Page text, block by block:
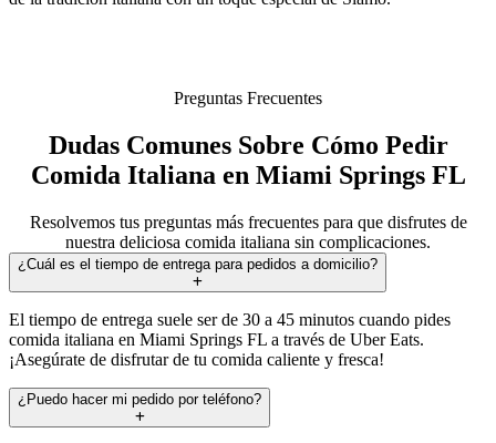
Preguntas Frecuentes
Dudas Comunes Sobre Cómo Pedir
Comida Italiana en Miami Springs FL
Resolvemos tus preguntas más frecuentes para que disfrutes de
nuestra deliciosa comida italiana sin complicaciones.
¿Cuál es el tiempo de entrega para pedidos a domicilio?
El tiempo de entrega suele ser de 30 a 45 minutos cuando pides
comida italiana en Miami Springs FL a través de Uber Eats.
¡Asegúrate de disfrutar de tu comida caliente y fresca!
¿Puedo hacer mi pedido por teléfono?